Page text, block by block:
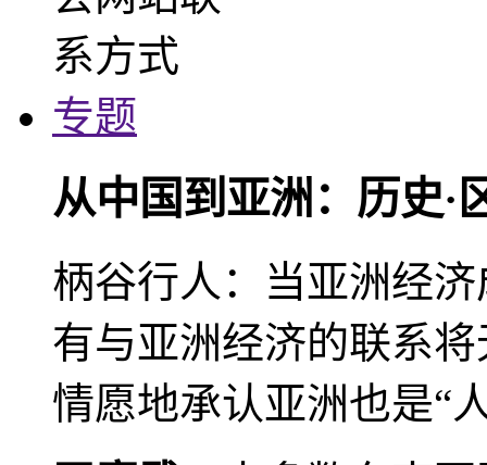
专题
从中国到亚洲：历史·
柄谷行人：当亚洲经
有与亚洲经济的联系
情愿地承认亚洲也是“